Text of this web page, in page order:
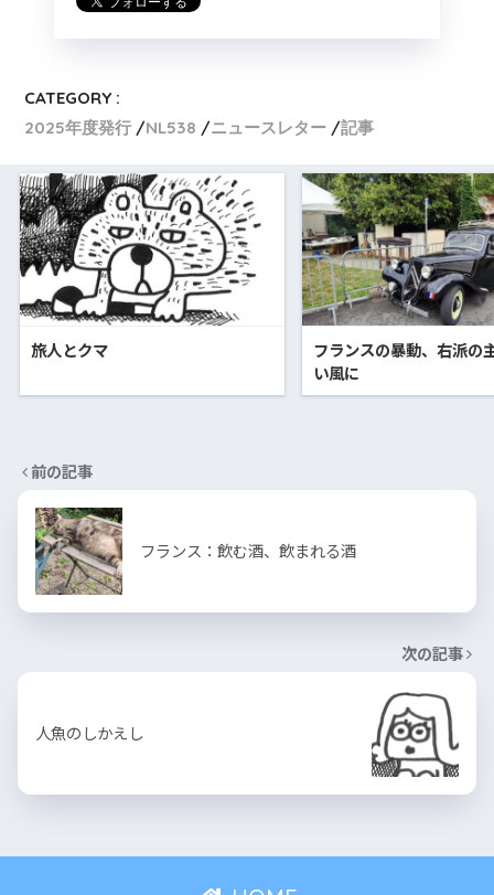
CATEGORY :
2025年度発行
NL538 ニュースレター 記事
旅人とクマ
フランスの暴動、右派の
い風に
前の記事
フランス：飲む酒、飲まれる酒
次の記事
人魚のしかえし